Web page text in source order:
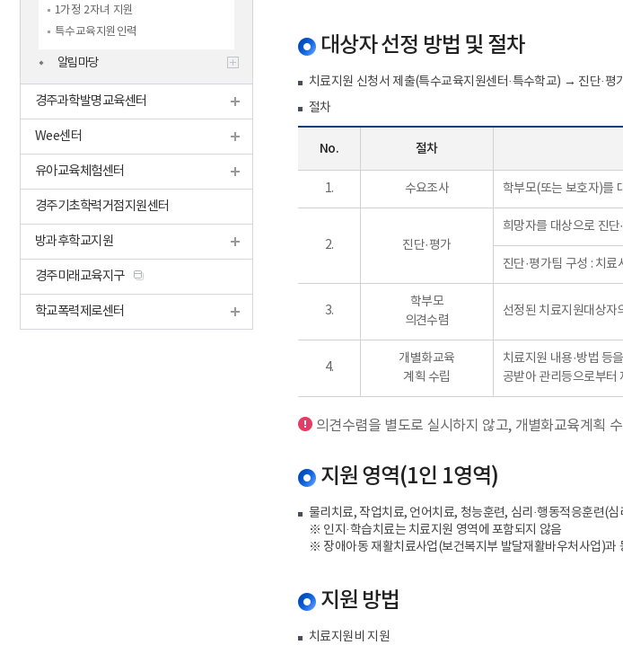
1가정 2자녀 지원
특수교육지원인력
알림마당
경주과학발명교육센터
Wee센터
유아교육체험센터
경주기초학력거점지원센터
방과후학교지원
경주미래교육지구
학교폭력제로센터
대상자 선정 방법 및 절차
치료지원 신청서 제출(특수교육지원센터·특수학교) → 진단·
절차
No. 절차
1. 수요조사 학부모(또는 보호자)를
2. 진단·평가
희망자를 대상으로 진
진단·평가팀 구성 : 치료
3.
학부모
의견수렴
선정된 치료지원대상자
4.
개별화교육
계획 수립
치료지원 내용·방법 등
공받아 관리등으로부터
의견수렴을 별도로 실시하지 않고, 개별화교육계획
지원 영역(1인 1영역)
물리치료, 작업치료, 언어치료, 청능훈련, 심리·행동적응훈련(
※ 인지·학습치료는 치료지원 영역에 포함되지 않음
※ 장애아동 재활치료사업(보건복지부 발달재활바우처사업)과
지원 방법
치료지원비 지원